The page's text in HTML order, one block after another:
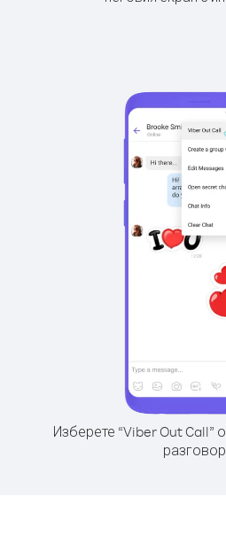
Изберете “Viber Out Call”